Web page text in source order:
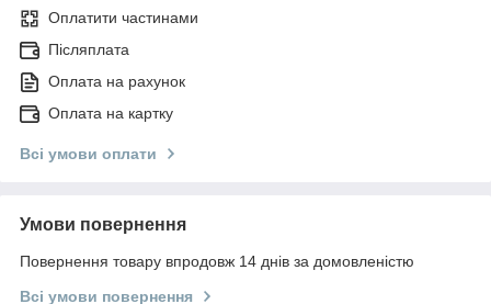
Оплатити частинами
Післяплата
Оплата на рахунок
Оплата на картку
Всі умови оплати
Умови повернення
Повернення товару впродовж 14 днів за домовленістю
Всі умови повернення